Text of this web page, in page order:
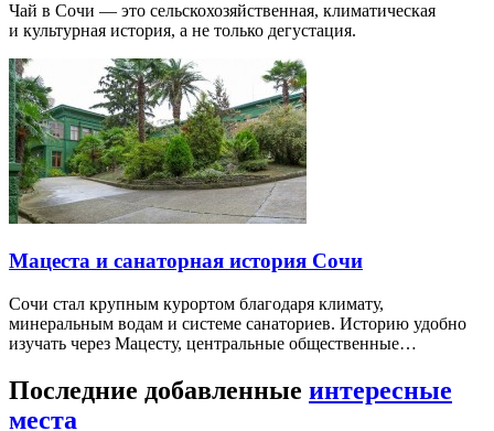
Чай в Сочи — это сельскохозяйственная, климатическая
и культурная история, а не только дегустация.
Мацеста и санаторная история Сочи
Сочи стал крупным курортом благодаря климату,
минеральным водам и системе санаториев. Историю удобно
изучать через Мацесту, центральные общественные…
Последние добавленные интересные
места